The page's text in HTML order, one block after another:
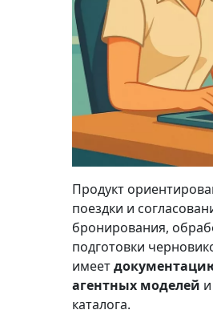
Продукт
поездки и
бронирования,
подготовки
имеет
агентных моделей
каталога.